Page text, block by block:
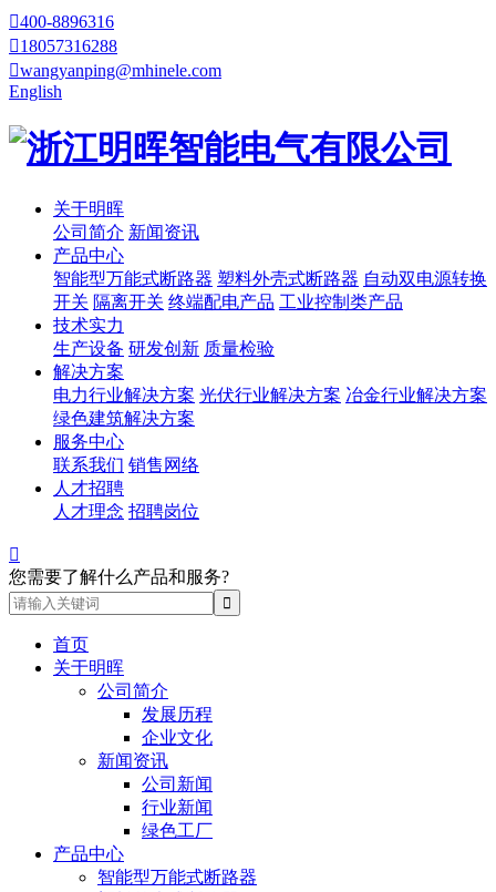
400-8896316
18057316288
wangyanping@mhinele.com
English
关于明晖
公司简介 新闻资讯
产品中心
智能型万能式断路器 塑料外壳式断路器 自动双电源转换
开关 隔离开关 终端配电产品 工业控制类产品
技术实力
生产设备 研发创新 质量检验
解决方案
电力行业解决方案 光伏行业解决方案 冶金行业解决方案
绿色建筑解决方案
服务中心
联系我们 销售网络
人才招聘
人才理念 招聘岗位

您需要了解什么产品和服务?
首页
关于明晖
公司简介
发展历程
企业文化
新闻资讯
公司新闻
行业新闻
绿色工厂
产品中心
智能型万能式断路器